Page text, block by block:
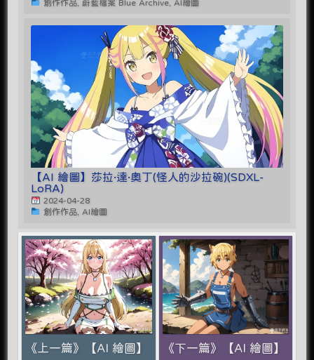
創作作品, 蔚藍檔案 Blue Archive, AI繪圖
【AI 繪圖】莎拉·達·奧丁(怪人的沙拉碗)(SDXL-
LoRA)
2024-04-28
創作作品, AI繪圖
《上一篇》【AI 繪圖】
《下一篇》【AI 繪圖】